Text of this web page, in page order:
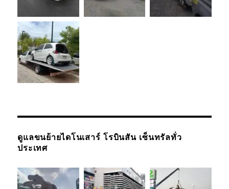
ดูแลขนย้ายไดโนเสาร์ โรบินสัน เซ็นทรัลทั่ว
ประเทศ